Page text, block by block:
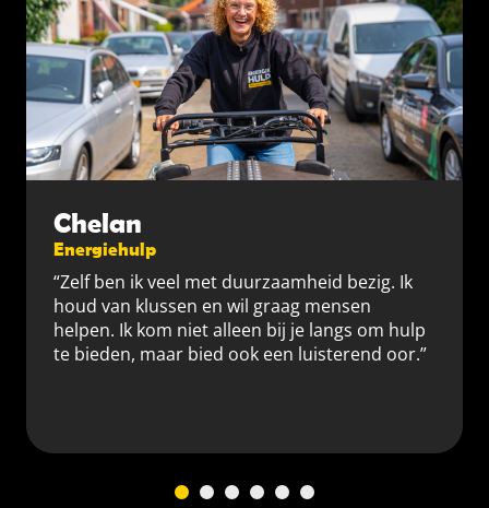
Chelan
Energiehulp
“Zelf ben ik veel met duurzaamheid bezig. Ik
houd van klussen en wil graag mensen
helpen. Ik kom niet alleen bij je langs om hulp
te bieden, maar bied ook een luisterend oor.”